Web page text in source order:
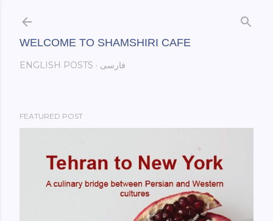
WELCOME TO SHAMSHIRI CAFE
ENGLISH POSTS فارسی
FEATURED POST